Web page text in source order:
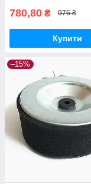
780,80 ₴ 976 ₴
Купити
–15%